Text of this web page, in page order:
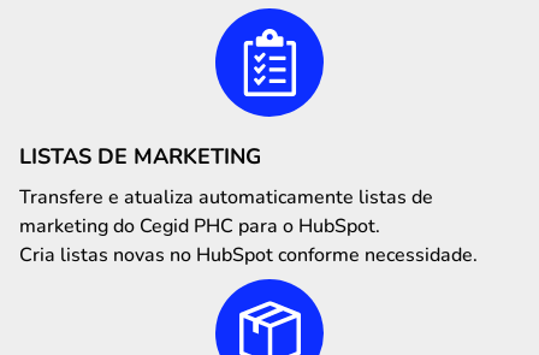
LISTAS DE MARKETING
Transfere e atualiza automaticamente listas de
marketing do Cegid PHC para o HubSpot.
Cria listas novas no HubSpot conforme necessidade.